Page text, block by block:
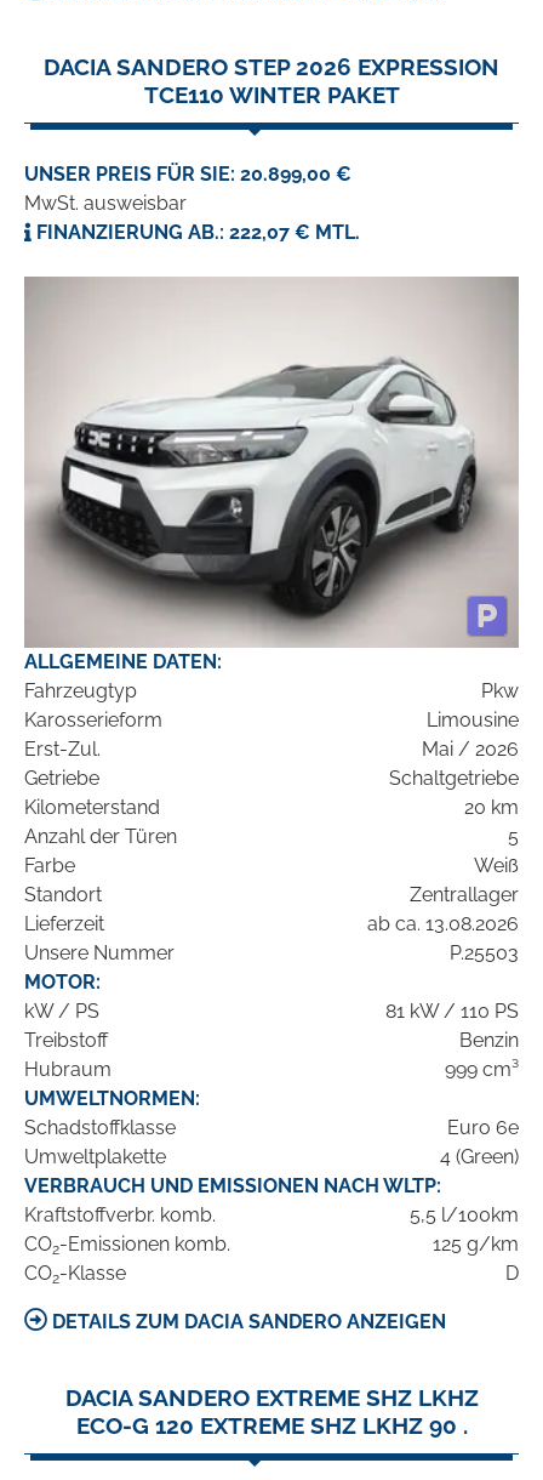
DACIA SANDERO STEP 2026 EXPRESSION
TCE110 WINTER PAKET
UNSER PREIS FÜR SIE: 20.899,00 €
MwSt. ausweisbar
FINANZIERUNG AB.: 222,07 € MTL.
ALLGEMEINE DATEN:
Fahrzeugtyp
Pkw
Karosserieform
Limousine
Erst-Zul.
Mai / 2026
Getriebe
Schaltgetriebe
Kilometerstand
20 km
Anzahl der Türen
5
Farbe
Weiß
Standort
Zentrallager
Lieferzeit
ab ca. 13.08.2026
Unsere Nummer
P.25503
MOTOR:
kW / PS
81 kW / 110 PS
Treibstoff
Benzin
Hubraum
999 cm³
UMWELTNORMEN:
Schadstoffklasse
Euro 6e
Umweltplakette
4 (Green)
VERBRAUCH UND EMISSIONEN NACH WLTP:
Kraftstoffverbr. komb.
5,5 l/100km
CO2-Emissionen komb.
125 g/km
CO2-Klasse D
DETAILS ZUM DACIA SANDERO ANZEIGEN
DACIA SANDERO EXTREME SHZ LKHZ
ECO-G 120 EXTREME SHZ LKHZ 90 .